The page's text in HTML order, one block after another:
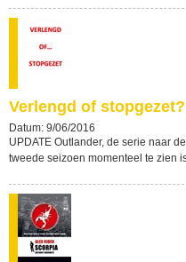
Verlengd of stopgezet?
Datum: 9/06/2016
UPDATE Outlander, de serie naar
tweede seizoen momenteel te zien